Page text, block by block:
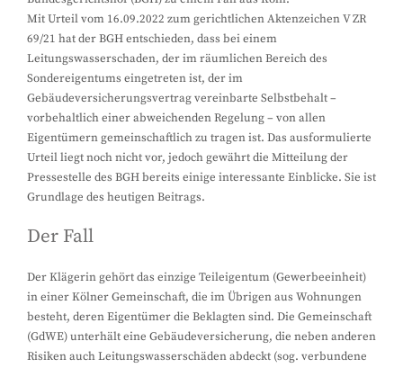
Mit Urteil vom 16.09.2022 zum gerichtlichen Aktenzeichen V ZR
69/21 hat der BGH entschieden, dass bei einem
Leitungswasserschaden, der im räumlichen Bereich des
Sondereigentums eingetreten ist, der im
Gebäudeversicherungsvertrag vereinbarte Selbstbehalt –
vorbehaltlich einer abweichenden Regelung – von allen
Eigentümern gemeinschaftlich zu tragen ist. Das ausformulierte
Urteil liegt noch nicht vor, jedoch gewährt die Mitteilung der
Pressestelle des BGH bereits einige interessante Einblicke. Sie ist
Grundlage des heutigen Beitrags.
Der Fall
Der Klägerin gehört das einzige Teileigentum (Gewerbeeinheit)
in einer Kölner Gemeinschaft, die im Übrigen aus Wohnungen
besteht, deren Eigentümer die Beklagten sind. Die Gemeinschaft
(GdWE) unterhält eine Gebäudeversicherung, die neben anderen
Risiken auch Leitungswasserschäden abdeckt (sog. verbundene